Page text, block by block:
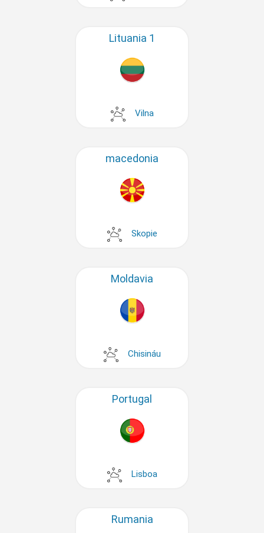
Lituania 1
Vilna
macedonia
Skopie
Moldavia
Chisináu
Portugal
Lisboa
Rumania